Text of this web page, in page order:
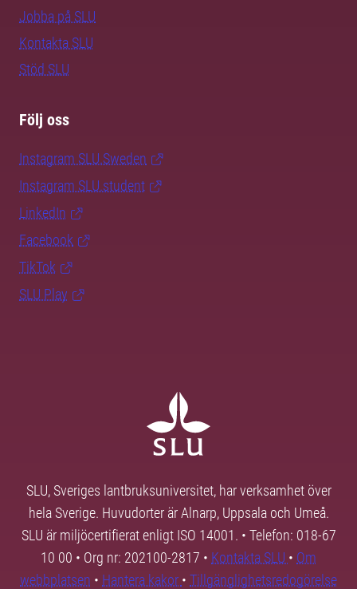
Jobba på SLU
Kontakta SLU
Stöd SLU
Följ oss
Instagram SLU.Sweden
Instagram SLU.student
LinkedIn
Facebook
TikTok
SLU Play
SLU, Sveriges lantbruksuniversitet, har verksamhet över
hela Sverige. Huvudorter är Alnarp, Uppsala och Umeå.
SLU är miljöcertifierat enligt ISO 14001. • Telefon: 018-67
10 00 • Org nr: 202100-2817 • Kontakta SLU • Om
webbplatsen • Hantera kakor • Tillgänglighetsredogörelse